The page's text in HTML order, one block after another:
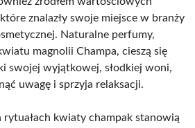
znalazły swoje miejsce w branży
Naturalne perfumy,
magnolii Champa, cieszą się
swojej wyjątkowej, słodkiej woni,
uwagę i sprzyja relaksacji.
kwiaty champak stanowią